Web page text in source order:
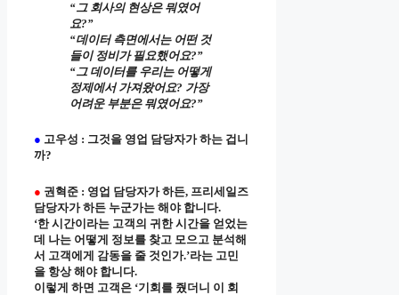
“그 회사의 현상은 뭐였어
요?”
“데이터 측면에서는 어떤 것
들이 정비가 필요했어요?”
“그 데이터를 우리는 어떻게
정제에서 가져왔어요? 가장
어려운 부분은 뭐였어요?”
● 고우성 : 그것을 영업 담당자가 하는 겁니
까?
● 권혁준 : 영업 담당자가 하든, 프리세일즈
담당자가 하든 누군가는 해야 합니다.
‘한 시간이라는 고객의 귀한 시간을 얻었는
데 나는 어떻게 정보를 찾고 모으고 분석해
서 고객에게 감동을 줄 것인가.’라는 고민
을 항상 해야 합니다.
이렇게 하면 고객은 ‘기회를 줬더니 이 회